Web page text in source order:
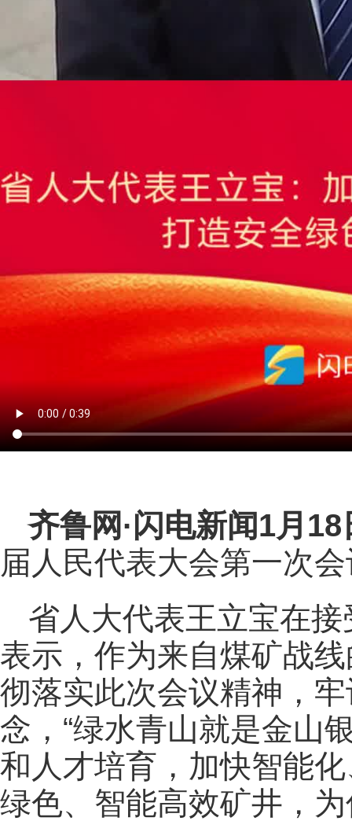
齐鲁网 ·闪电新闻1月18
届人民代表大会第一次
省人大代表王立宝在
表示，作为来自煤矿战
彻落实此次会议精神，
念，“绿水青山就是金山
和人才培育，加快智能
绿色、智能高效矿井，